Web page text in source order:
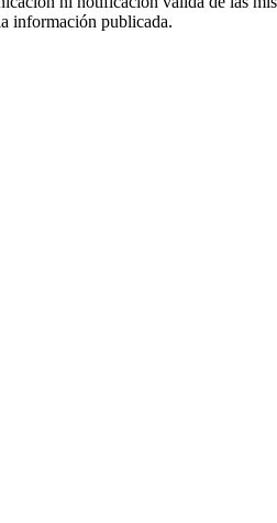
información publicada.